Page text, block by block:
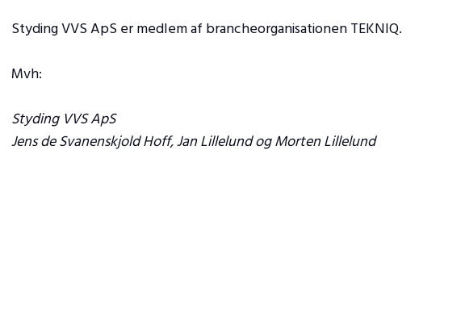
Styding VVS ApS er medlem af brancheorganisationen TEKNIQ.
Mvh:
Styding VVS ApS
Jens de Svanenskjold Hoff, Jan Lillelund og Morten Lillelund